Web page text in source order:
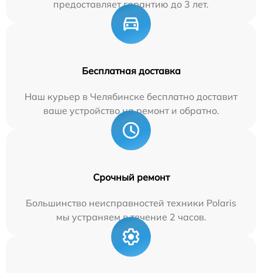
предоставляет гарантию до 3 лет.
Бесплатная доставка
Наш курьер в Челябинске бесплатно доставит
ваше устройство на ремонт и обратно.
Срочный ремонт
Большинство неисправностей техники Polaris
мы устраняем в течение 2 часов.